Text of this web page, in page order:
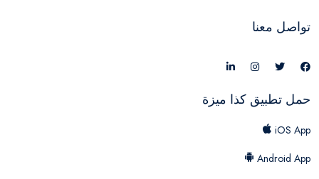
تواصل معنا
حمل تطبيق كذا ميزة
iOS App
Android App